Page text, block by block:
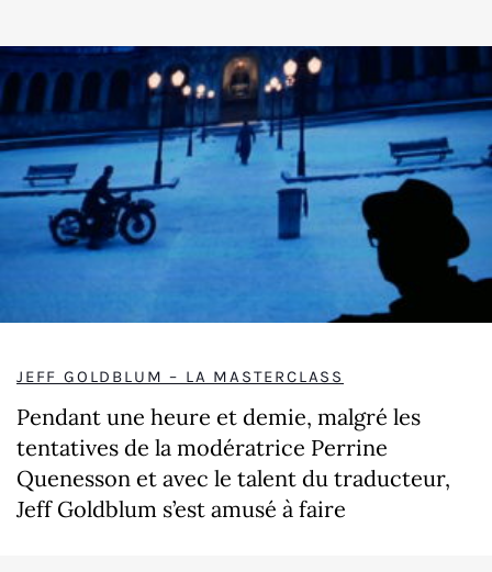
JEFF GOLDBLUM – LA MASTERCLASS
Pendant une heure et demie, malgré les
tentatives de la modératrice Perrine
Quenesson et avec le talent du traducteur,
Jeff Goldblum s’est amusé à faire